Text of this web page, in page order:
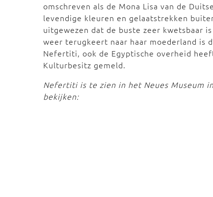
omschreven als de Mona Lisa van de
levendige kleuren en gelaatstrekken
uitgewezen dat de buste zeer kwetsbaar
weer terugkeert naar haar moederland is
Nefertiti, ook de Egyptische overheid
Kulturbesitz gemeld.
Nefertiti is te zien in het Neues Museum
bekijken: